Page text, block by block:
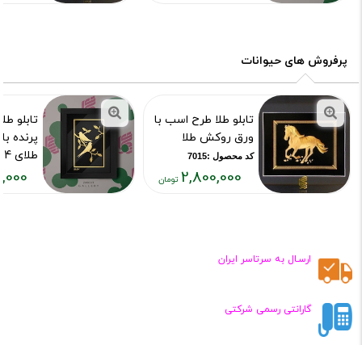
تومان
پرفروش های حیوانات
تابلو طلا طرح اسب با
ورق روکش طلا
کد محصول :7015
2,800,000
تابلو
پرنده
طلای 24 عیار
کد محصول
ارسـال به سرتاسر ایران
گارانتی رسمی شرکتی